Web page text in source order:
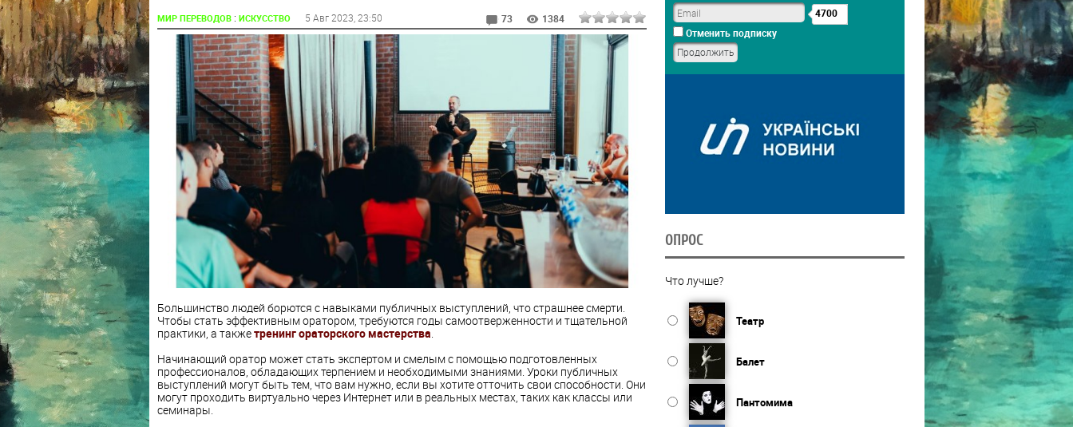
МИР ПЕРЕВОДОВ: ИСКУССТВО 5 Авг 2023 , 23:50 73 1384
Большинство людей борются с навыками публичных выступлений, что страшнее смерти.
Чтобы стать эффективным оратором, требуются годы самоотверженности и тщательной
практики, а такжетренинг ораторского мастерства.
Начинающий оратор может стать экспертом и смелым с помощью подготовленных
профессионалов, обладающих терпением и необходимыми знаниями. Уроки публичных
выступлений могут быть тем, что вам нужно, если вы хотите отточить свои способности. Они
могут проходить виртуально через Интернет или в реальных местах, таких как классы или
семинары.
4700
Отменить подписку
ОПРОС
Что лучше?
Театр
Балет
Пантомима